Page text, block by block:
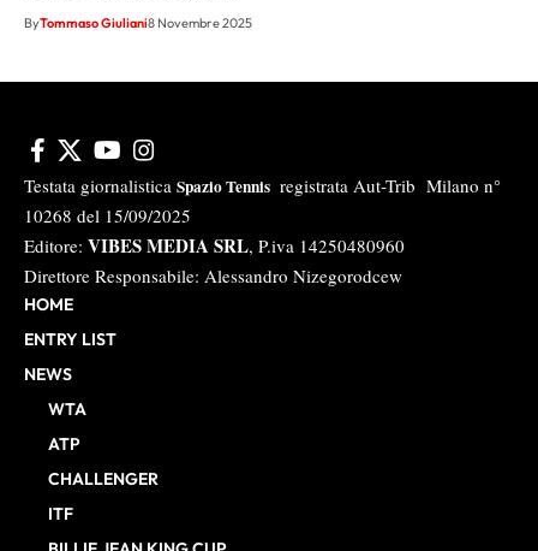
ByTommaso Giuliani8 Novembre 2025
Testata giornalistica Spazio Tennis registrata Aut-Trib Milano n°
10268 del 15/09/2025
Editore: VIBES MEDIA SRL, P.iva 14250480960
Direttore Responsabile: Alessandro Nizegorodcew
HOME
ENTRY LIST
NEWS
WTA
ATP
CHALLENGER
ITF